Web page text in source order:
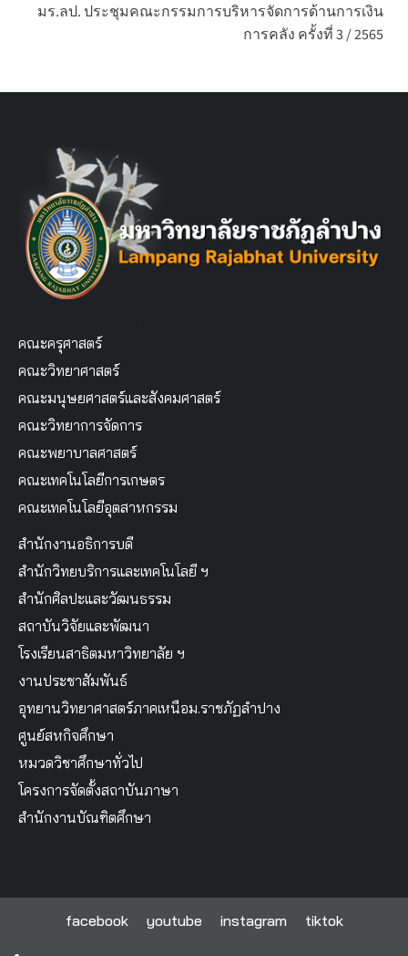
มร.ลป. ประชุมคณะกรรมการบริหารจัดการด้านการเงิน
การคลัง ครั้งที่ 3 / 2565
คณะครุศาสตร์
คณะวิทยาศาสตร์
คณะมนุษยศาสตร์และสังคมศาสตร์
คณะวิทยาการจัดการ
คณะพยาบาลศาสตร์
คณะเทคโนโลยีการเกษตร
คณะเทคโนโลยีอุตสาหกรรม
สำนักงานอธิการบดี
สำนักวิทยบริการและเทคโนโลยี ฯ
สำนักศิลปะและวัฒนธรรม
สถาบันวิจัยและพัฒนา
โรงเรียนสาธิตมหาวิทยาลัย ฯ
งานประชาสัมพันธ์
อุทยานวิทยาศาสตร์ภาคเหนือม.ราชภัฏลำปาง
ศูนย์สหกิจศึกษา
หมวดวิชาศึกษาทั่วไป
โครงการจัดตั้งสถาบันภาษา
สำนักงานบัณฑิตศึกษา
facebook youtube instagram tiktok